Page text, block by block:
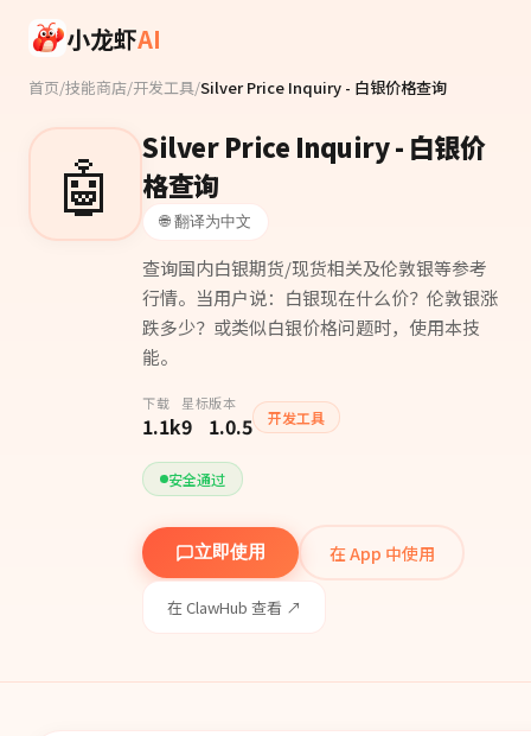
小龙虾AI
首页/技能商店/开发工具/Silver Price Inquiry - 白银价格查询
🤖
Silver Price Inquiry - 白银价
格查询
🌐 翻译为中文
查询国内白银期货/现货相关及伦敦银等参考
行情。当用户说：白银现在什么价？伦敦银涨
跌多少？或类似白银价格问题时，使用本技
能。
下载
1.1k
星标
9
版本
1.0.5 开发工具
安全通过
立即使用 在 App 中使用
在 ClawHub 查看 ↗